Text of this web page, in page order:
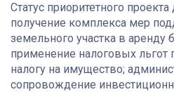
Статус приоритетного
получение комплекса мер
земельного участка в аренду
применение налоговых льгот
налогу на имущество;
сопровождение